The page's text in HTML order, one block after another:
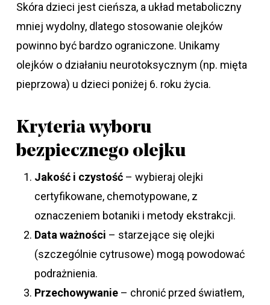
Skóra dzieci jest cieńsza, a układ metaboliczny
mniej wydolny, dlatego stosowanie olejków
powinno być bardzo ograniczone. Unikamy
olejków o działaniu neurotoksycznym (np. mięta
pieprzowa) u dzieci poniżej 6. roku życia.
Kryteria wyboru
bezpiecznego olejku
Jakość i czystość– wybieraj olejki
certyfikowane, chemotypowane, z
oznaczeniem botaniki i metody ekstrakcji.
Data ważności – starzejące się olejki
(szczególnie cytrusowe) mogą powodować
podrażnienia.
Przechowywanie– chronić przed światłem,